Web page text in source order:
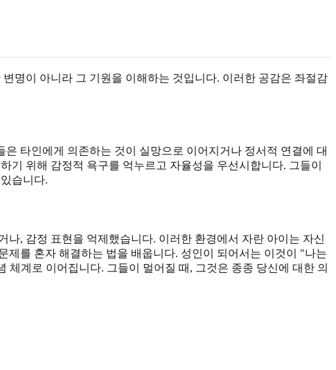
명이 아니라 그 기원을 이해하는 것입니다. 이러한 공감은 좌절감
타인에게 의존하는 것이 실망으로 이어지거나 정서적 연결에 대
위해 감정적 욕구를 억누르고 자율성을 우선시합니다. 그들이
습니다.
, 감정 표현을 억제했습니다. 이러한 환경에서 자란 아이는 자신
를 혼자 해결하는 법을 배웁니다. 성인이 되어서는 이것이 "나는
계로 이어집니다. 그들이 멀어질 때, 그것은 종종 당신에 대한 의